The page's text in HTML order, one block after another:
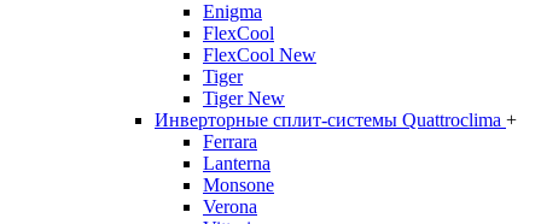
Enigma
FlexCool
FlexCool New
Tiger
Tiger New
Инверторные сплит-системы Quattroclima +
Ferrara
Lanterna
Monsone
Verona